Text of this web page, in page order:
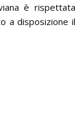
è rispettata
a disposizione il